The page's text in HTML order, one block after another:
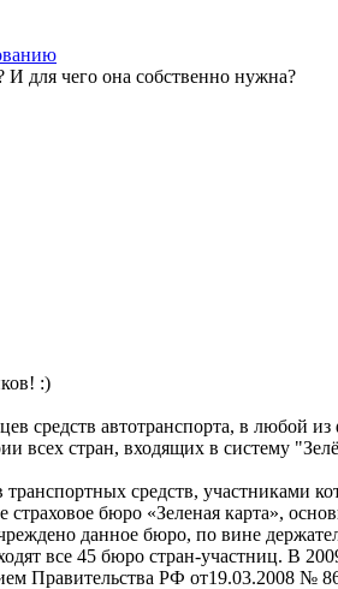
И для чего она собственно нужна?
:)
средств автотранспорта, в
всех стран, входящих в систему
средств, участниками
бюро «Зеленая карта»,
данное бюро, по вине
все 45 бюро стран-участниц. В
Правительства РФ от19.03.2008 №